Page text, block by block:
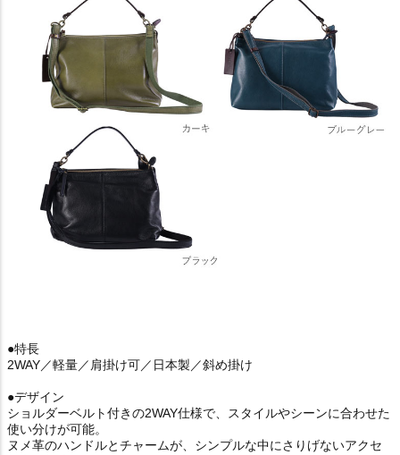
●特長
2WAY／軽量／肩掛け可／日本製／斜め掛け
●デザイン
ショルダーベルト付きの2WAY仕様で、スタイルやシーンに合わせた
使い分けが可能。
ヌメ革のハンドルとチャームが、シンプルな中にさりげないアクセ